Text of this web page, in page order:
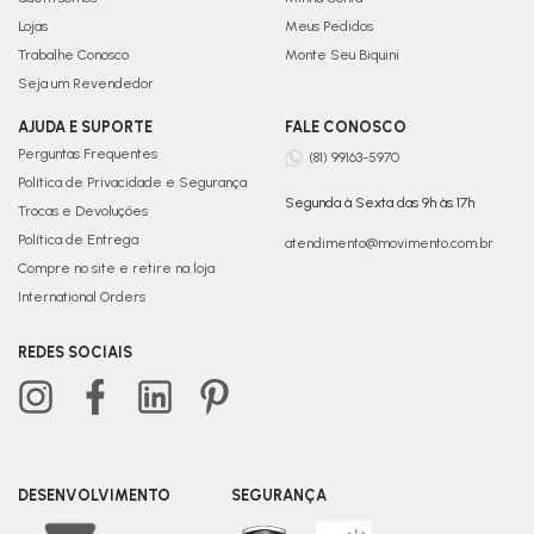
Lojas
Trabalhe Conosco
Seja um Revendedor
Meus Pedidos
Monte Seu Biquini
AJUDA E SUPORTE
Perguntas Frequentes
Política de Privacidade e Segurança
Trocas e Devoluções
Política de Entrega
Compre no site e retire na loja
International Orders
FALE CONOSCO
(81) 99163-5970
Segunda à Sexta das 9h às 17h
atendimento@movimento.com.br
REDES SOCIAIS
DESENVOLVIMENTO SEGURANÇA